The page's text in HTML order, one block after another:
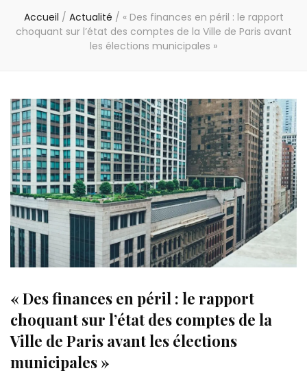
Accueil / Actualité / « Des finances en péril : le rapport
choquant sur l’état des comptes de la Ville de Paris avant
les élections municipales »
« Des finances en péril : le rapport
choquant sur l’état des comptes de la
Ville de Paris avant les élections
municipales »